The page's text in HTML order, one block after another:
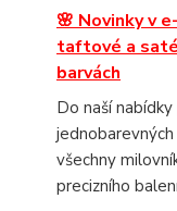
🌸 Novinky v
taftové a
barvách
Do naší
všechny
precizního